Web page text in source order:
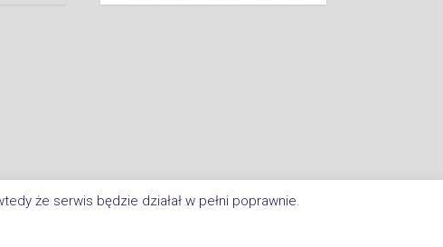
Im. Jana Kasprowicza W Inowrocławiu. All Rights Reserved.
że serwis będzie działał w pełni poprawnie.